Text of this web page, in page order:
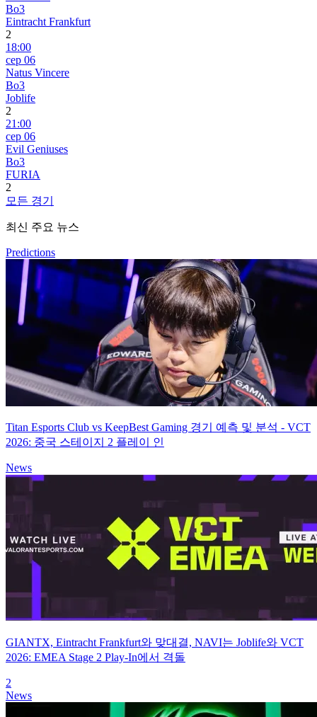
Bo3
Eintracht Frankfurt
2
18:00
сер 06
Natus Vincere
Bo3
Joblife
2
21:00
сер 06
Evil Geniuses
Bo3
FURIA
2
모든 경기
최신 주요 뉴스
Predictions
Titan Esports Club vs KeepBest Gaming 경기 예측 및 분석 - VCT
2026: 중국 스테이지 2 플레이 인
News
GIANTX, Eintracht Frankfurt와 맞대결, NAVI는 Joblife와 VCT
2026: EMEA Stage 2 Play-In에서 격돌
2
News